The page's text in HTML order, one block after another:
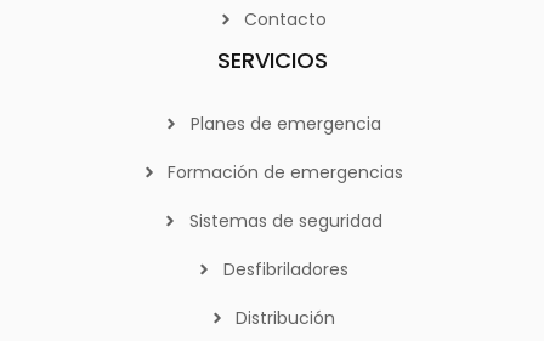
Contacto
SERVICIOS
Planes de emergencia
Formación de emergencias
Sistemas de seguridad
Desfibriladores
Distribución